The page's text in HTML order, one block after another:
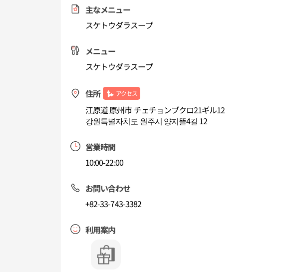
主なメニュー
スケトウダラスープ
メニュー
スケトウダラスープ
住所 アクセス
江原道 原州市 チェチョンブクロ21ギル12
강원특별자치도 원주시 양지뜰4길 12
営業時間
10:00-22:00
お問い合わせ
+82-33-743-3382
利用案内